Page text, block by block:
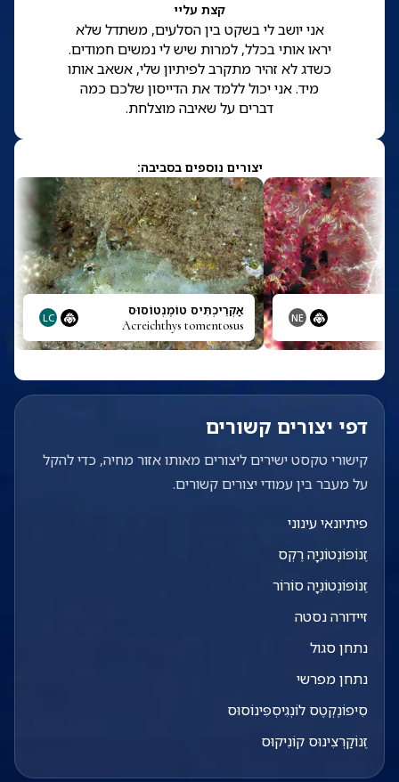
קצת עליי
אני יושב לי בשקט בין הסלעים, משתדל שלא
יראו אותי בכלל, למרות שיש לי נמשים חמודים.
כשדג לא זהיר מתקרב לפיתיון שלי, אשאב אותו
מיד. אני יכול ללמד את הדייסון שלכם כמה
דברים על שאיבה מוצלחת.
יצורים נוספים בסביבה:
NE אַקְרֵיכְתִּיס טוֹמֶנְטוֹסוּס
Acreichthys tomentosus
LC
דפי יצורים קשורים
קישורי טקסט ישירים ליצורים מאותו אזור מחיה, כדי להקל
על מעבר בין עמודי יצורים קשורים.
פיתיונאי עינוני
זֶנוֹפּוֹנְטוֹנִיָה רֶקְס
זֶנוֹפּוֹנְטוֹנִיָה סוֹרוֹר
זיידורה נסטה
נתחן סגול
נתחן מפרשי
סִיפוֹנֶקְטֶס לוֹנְגִיסְפִּינוֹסוּס
זֶנוֹקַרְצִינוּס קוֹנִיקוּס